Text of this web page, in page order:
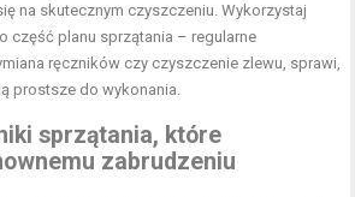
na skutecznym czyszczeniu. Wykorzystaj
część planu sprzątania – regularne
ręczników czy czyszczenie zlewu, sprawi,
prostsze do wykonania.
sprzątania, które
zabrudzeniu